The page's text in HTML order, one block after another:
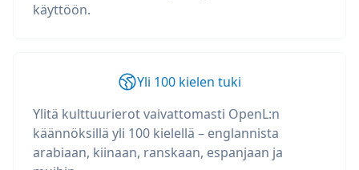
käyttöön.
Yli 100 kielen tuki
Ylitä kulttuurierot vaivattomasti OpenL:n
käännöksillä yli 100 kielellä – englannista
arabiaan, kiinaan, ranskaan, espanjaan ja